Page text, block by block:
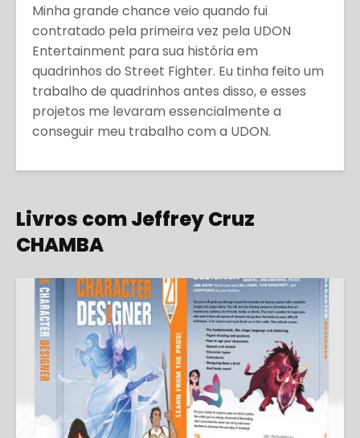
Minha grande chance veio quando fui
contratado pela primeira vez pela UDON
Entertainment para sua história em
quadrinhos do Street Fighter. Eu tinha feito um
trabalho de quadrinhos antes disso, e esses
projetos me levaram essencialmente a
conseguir meu trabalho com a UDON.
Livros com Jeffrey Cruz
CHAMBA